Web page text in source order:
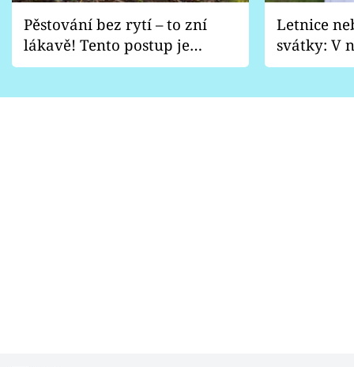
Pěstování bez rytí – to zní
lákavě! Tento postup je
vhodný jen pro některé
Letnice
svátky: V
pondělí